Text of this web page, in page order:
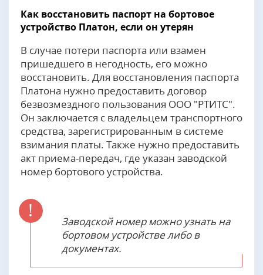
Как восстановить паспорт на бортовое
устройство Платон, если он утерян
В случае потери паспорта или взамен
пришедшего в негодность, его можно
восстановить. Для восстановления паспорта
Платона нужно предоставить договор
безвозмездного пользования ООО "РТИТС".
Он заключается с владельцем транспортного
средства, зарегистрированным в системе
взимания платы. Также нужно предоставить
акт приема-передач, где указан заводской
номер бортового устройства.
Заводской номер можно узнать на
бортовом устройстве либо в
документах.